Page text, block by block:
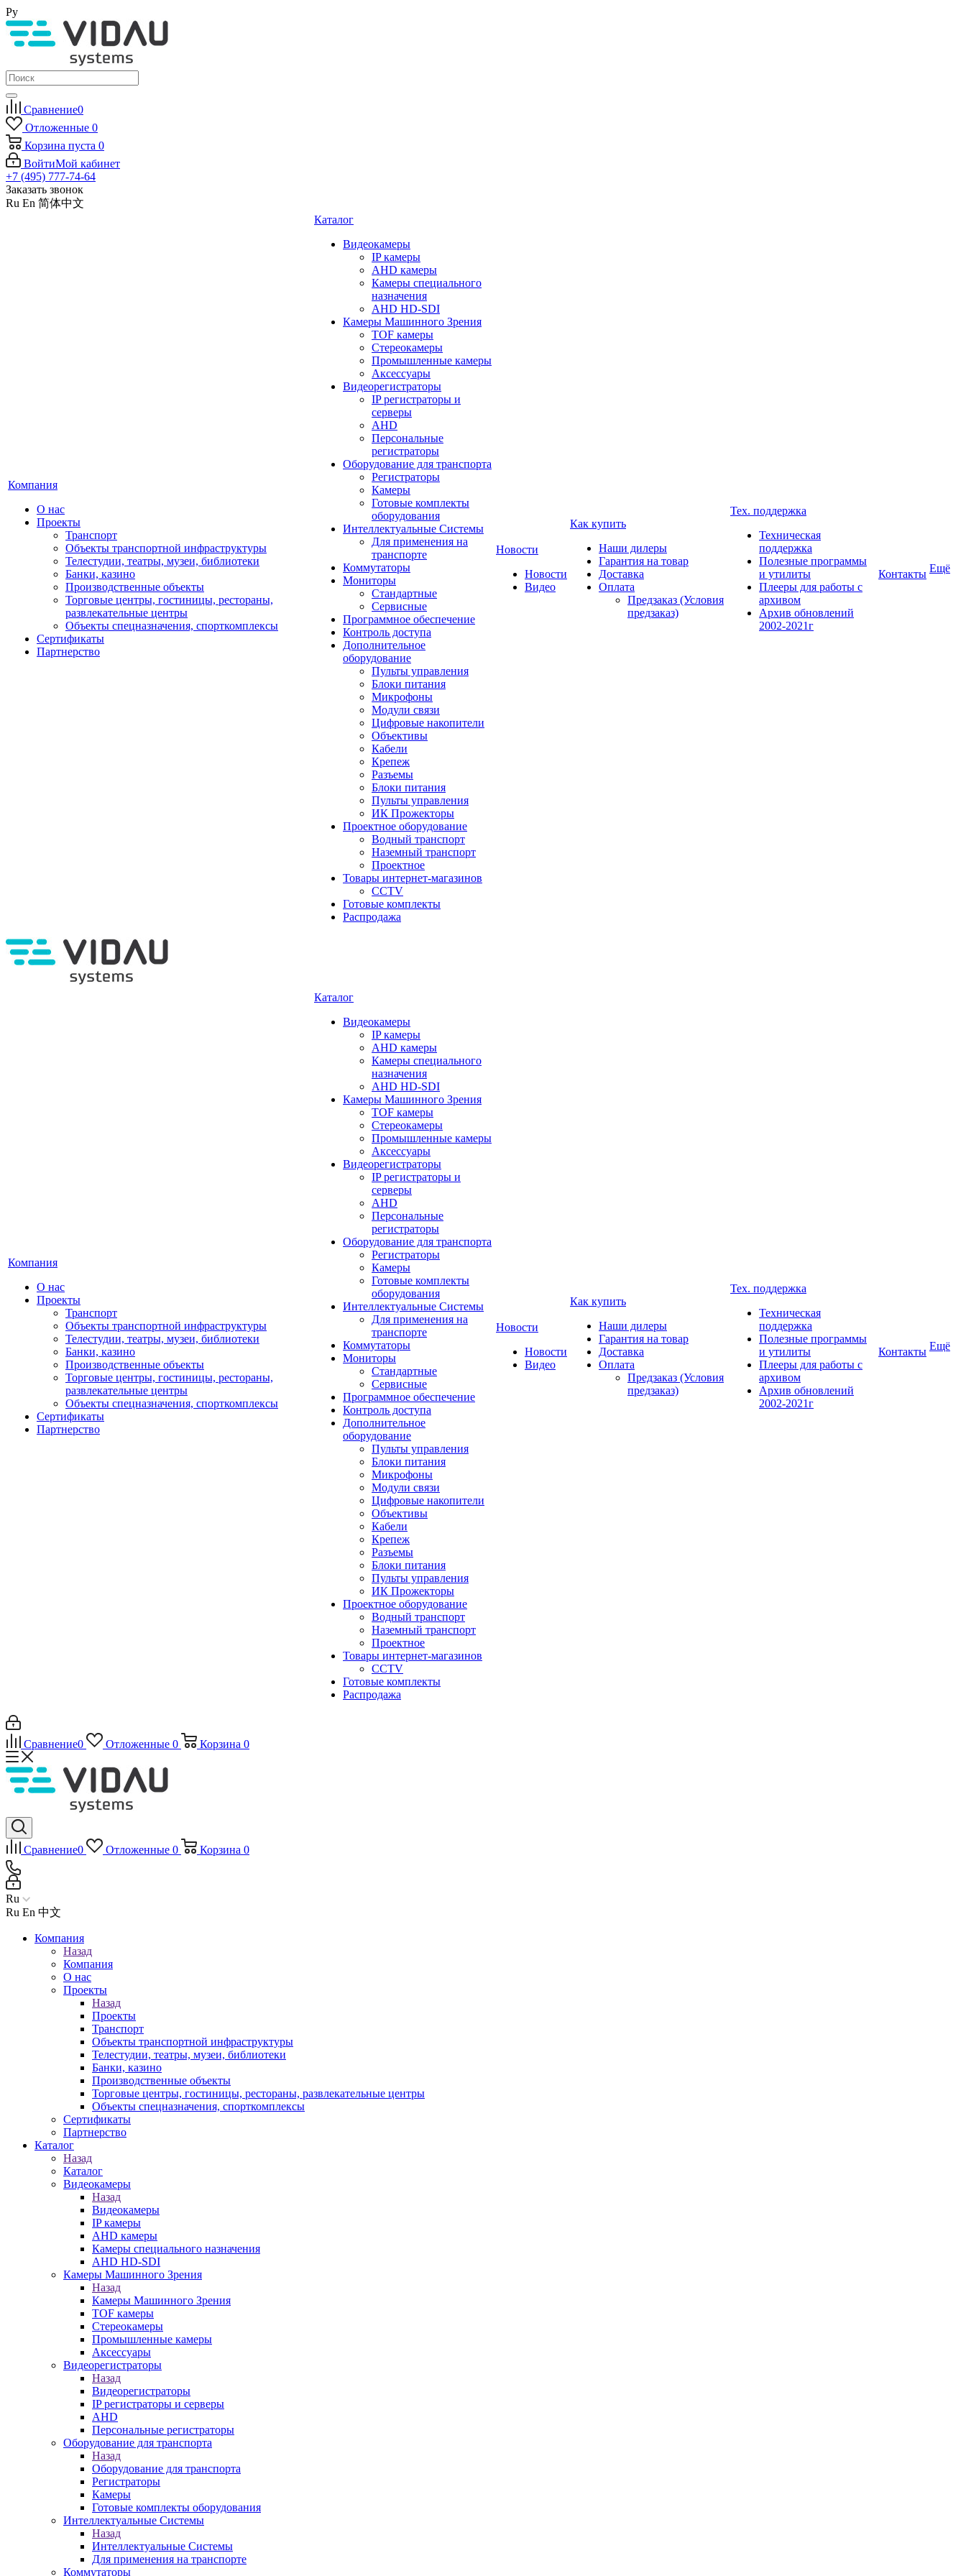
Ру
Сравнение0
Отложенные 0
Корзина пуста 0
ВойтиМой кабинет
+7 (495) 777-74-64
Заказать звонок
Ru En 简体中文
Компания
О нас
Проекты
Транспорт
Объекты транспортной инфраструктуры
Телестудии, театры, музеи, библиотеки
Банки, казино
Производственные объекты
Торговые центры, гостиницы, рестораны,
развлекательные центры
Объекты спецназначения, спорткомплексы
Сертификаты
Партнерство
Каталог
Видеокамеры
IP камеры
AHD камеры
Камеры специального
назначения
AHD HD-SDI
Камеры Машинного Зрения
TOF камеры
Стереокамеры
Промышленные камеры
Аксессуары
Видеорегистраторы
IP регистраторы и
серверы
AHD
Персональные
регистраторы
Оборудование для транспорта
Регистраторы
Камеры
Готовые комплекты
оборудования
Интеллектуальные Системы
Для применения на
транспорте
Коммутаторы
Мониторы
Стандартные
Сервисные
Программное обеспечение
Контроль доступа
Дополнительное
оборудование
Пульты управления
Блоки питания
Микрофоны
Модули связи
Цифровые накопители
Объективы
Кабели
Крепеж
Разъемы
Блоки питания
Пульты управления
ИК Прожекторы
Проектное оборудование
Водный транспорт
Наземный транспорт
Проектное
Товары интернет-магазинов
CCTV
Готовые комплекты
Распродажа
Новости
Новости
Видео
Как купить
Наши дилеры
Гарантия на товар
Доставка
Оплата
Предзаказ (Условия
предзаказ)
Тех. поддержка
Техническая
поддержка
Полезные программы
и утилиты
Плееры для работы с
архивом
Архив обновлений
2002-2021г
Контакты Ещё
Компания
О нас
Проекты
Транспорт
Объекты транспортной инфраструктуры
Телестудии, театры, музеи, библиотеки
Банки, казино
Производственные объекты
Торговые центры, гостиницы, рестораны,
развлекательные центры
Объекты спецназначения, спорткомплексы
Сертификаты
Партнерство
Каталог
Видеокамеры
IP камеры
AHD камеры
Камеры специального
назначения
AHD HD-SDI
Камеры Машинного Зрения
TOF камеры
Стереокамеры
Промышленные камеры
Аксессуары
Видеорегистраторы
IP регистраторы и
серверы
AHD
Персональные
регистраторы
Оборудование для транспорта
Регистраторы
Камеры
Готовые комплекты
оборудования
Интеллектуальные Системы
Для применения на
транспорте
Коммутаторы
Мониторы
Стандартные
Сервисные
Программное обеспечение
Контроль доступа
Дополнительное
оборудование
Пульты управления
Блоки питания
Микрофоны
Модули связи
Цифровые накопители
Объективы
Кабели
Крепеж
Разъемы
Блоки питания
Пульты управления
ИК Прожекторы
Проектное оборудование
Водный транспорт
Наземный транспорт
Проектное
Товары интернет-магазинов
CCTV
Готовые комплекты
Распродажа
Новости
Новости
Видео
Как купить
Наши дилеры
Гарантия на товар
Доставка
Оплата
Предзаказ (Условия
предзаказ)
Тех. поддержка
Техническая
поддержка
Полезные программы
и утилиты
Плееры для работы с
архивом
Архив обновлений
2002-2021г
Контакты Ещё
Сравнение0 Отложенные 0 Корзина 0
Сравнение0 Отложенные 0 Корзина 0
Ru
Ru En 中文
Компания
Назад
Компания
О нас
Проекты
Назад
Проекты
Транспорт
Объекты транспортной инфраструктуры
Телестудии, театры, музеи, библиотеки
Банки, казино
Производственные объекты
Торговые центры, гостиницы, рестораны, развлекательные центры
Объекты спецназначения, спорткомплексы
Сертификаты
Партнерство
Каталог
Назад
Каталог
Видеокамеры
Назад
Видеокамеры
IP камеры
AHD камеры
Камеры специального назначения
AHD HD-SDI
Камеры Машинного Зрения
Назад
Камеры Машинного Зрения
TOF камеры
Стереокамеры
Промышленные камеры
Аксессуары
Видеорегистраторы
Назад
Видеорегистраторы
IP регистраторы и серверы
AHD
Персональные регистраторы
Оборудование для транспорта
Назад
Оборудование для транспорта
Регистраторы
Камеры
Готовые комплекты оборудования
Интеллектуальные Системы
Назад
Интеллектуальные Системы
Для применения на транспорте
Коммутаторы